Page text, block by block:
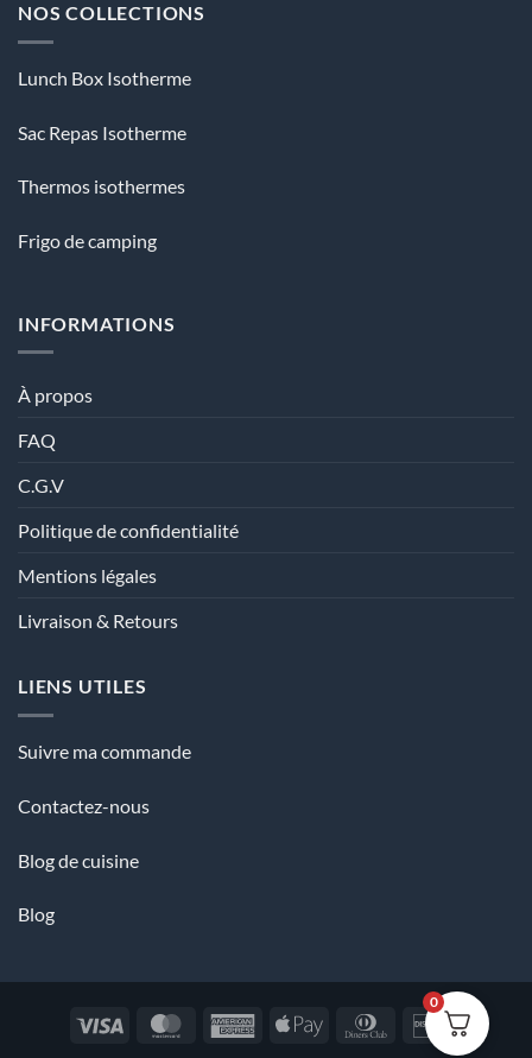
NOS COLLECTIONS
Lunch Box Isotherme
Sac Repas Isotherme
Thermos isothermes
Frigo de camping
INFORMATIONS
À propos
FAQ
C.G.V
Politique de confidentialité
Mentions légales
Livraison & Retours
LIENS UTILES
Suivre ma commande
Contactez-nous
Blog de cuisine
Blog
Visa MasterCardAmericanApple
Dinners
Discover
0